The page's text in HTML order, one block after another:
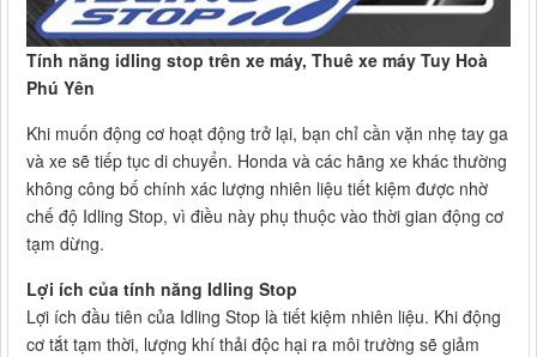
Tính năng idling stop trên xe máy, Thuê xe máy Tuy Hoà
Phú Yên
Khi muốn động cơ hoạt động trở lại, bạn chỉ cần vặn nhẹ tay ga
và xe sẽ tiếp tục di chuyển. Honda và các hãng xe khác thường
không công bố chính xác lượng nhiên liệu tiết kiệm được nhờ
chế độ Idling Stop, vì điều này phụ thuộc vào thời gian động cơ
tạm dừng.
Lợi ích của tính năng Idling Stop
Lợi ích đầu tiên của Idling Stop là tiết kiệm nhiên liệu. Khi động
cơ tắt tạm thời, lượng khí thải độc hại ra môi trường sẽ giảm